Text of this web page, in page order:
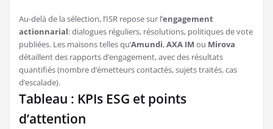
Au-delà de la sélection, l’ISR repose sur l’engagement
actionnarial: dialogues réguliers, résolutions, politiques de vote
publiées. Les maisons telles qu’Amundi,AXA IM ou Mirova
détaillent des rapports d’engagement, avec des résultats
quantifiés (nombre d’émetteurs contactés, sujets traités, cas
d’escalade).
Tableau : KPIs ESG et points
d’attention